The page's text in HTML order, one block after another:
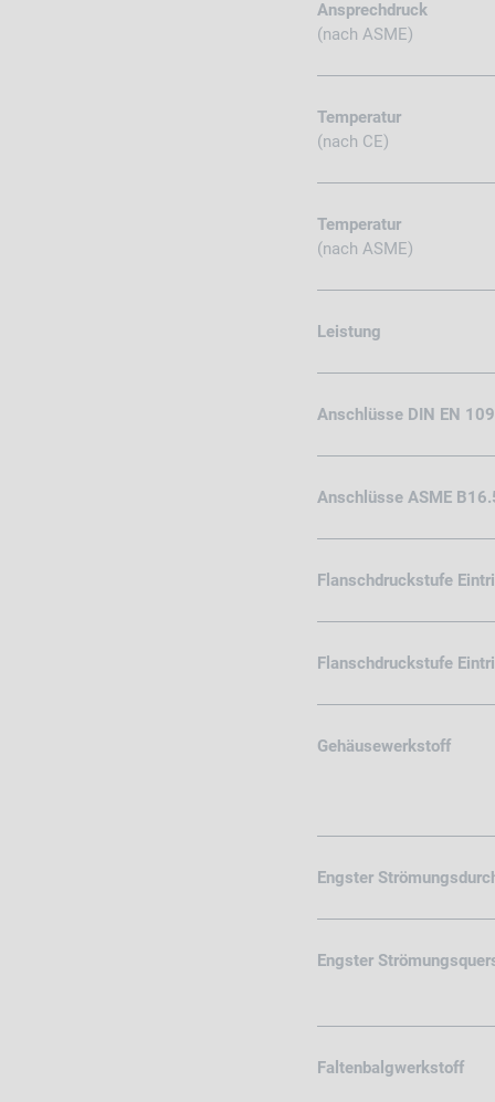
Ansprechdruck
(nach ASME)
Temperatur
(nach CE)
Temperatur
(nach ASME)
Leistung
Anschlüsse DIN EN
Anschlüsse ASME
Flanschdruckstufe
Flanschdruckstufe
Gehäusewerkstoff
Engster
Engster
Faltenbalgwerkstoff